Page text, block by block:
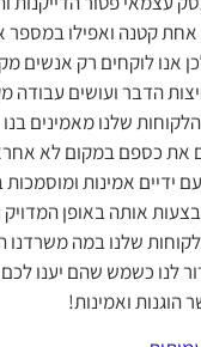
אחת קטנה ואפילו במספר
אנו לוקחים רק אנשים
הדבר ועושים עבודה
שלנו מאמינים בנו
את כספם במקום לא
ידיים אמינות ומוסמכות
אותה באופן המדויק
שלנו במה משרדנו
לנו כשמש שהם יענו
הוגנות ואמינות!